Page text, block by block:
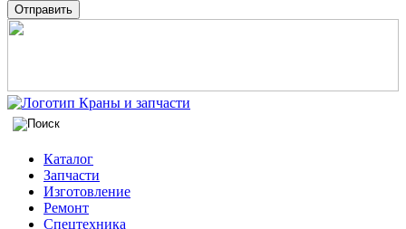
Отправить
Каталог
Запчасти
Изготовление
Ремонт
Спецтехника